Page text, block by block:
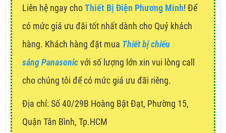
Liên hệ ngay choThiết Bị Điện Phương Minh! Để
có mức giá ưu đãi tốt nhất dành cho Quý khách
hàng. Khách hàng đặt mua Thiết bị chiếu
sáng Panasonicvới số lượng lớn xin vui lòng call
cho chúng tôi để có mức giá ưu đãi riêng.
Địa chỉ: Số 40/29B Hoàng Bật Đạt, Phường 15,
Quận Tân Bình, Tp.HCM